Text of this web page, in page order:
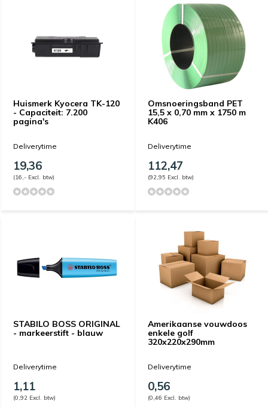
Huismerk Kyocera TK-120
- Capaciteit: 7.200
pagina's
Deliverytime
19,36
(16,- Excl. btw)
Omsnoeringsband PET
15,5 x 0,70 mm x 1750 m
K406
Deliverytime
112,47
(92,95 Excl. btw)
STABILO BOSS ORIGINAL
- markeerstift - blauw
Deliverytime
1,11
(0,92 Excl. btw)
Amerikaanse vouwdoos
enkele golf
320x220x290mm
Deliverytime
0,56
(0,46 Excl. btw)